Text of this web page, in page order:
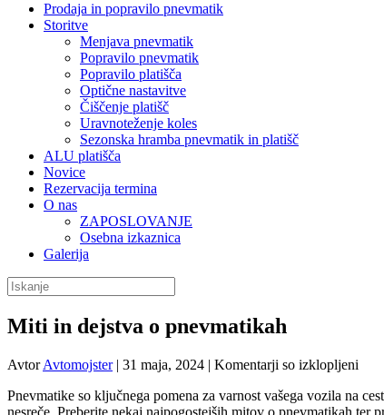
Prodaja in popravilo pnevmatik
Storitve
Menjava pnevmatik
Popravilo pnevmatik
Popravilo platišča
Optične nastavitve
Čiščenje platišč
Uravnoteženje koles
Sezonska hramba pnevmatik in platišč
ALU platišča
Novice
Rezervacija termina
O nas
ZAPOSLOVANJE
Osebna izkaznica
Galerija
Miti in dejstva o pnevmatikah
AvtorAvtomojster| 31 maja, 2024 | Komentarji so izklopljeni
in
Pnevmatike so ključnega pomena za varnost vašega vozila na
nesreče. Preberite nekaj najpogostejših mitov o pnevmatikah ter